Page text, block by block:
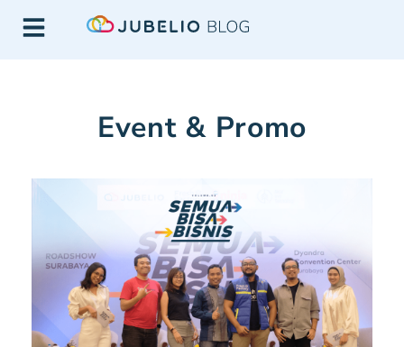
Event & Promo